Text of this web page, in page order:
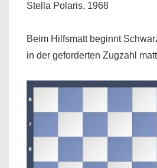
Stella Polaris, 1968
Beim Hilfsmatt beginnt
in der geforderten Zugzahl